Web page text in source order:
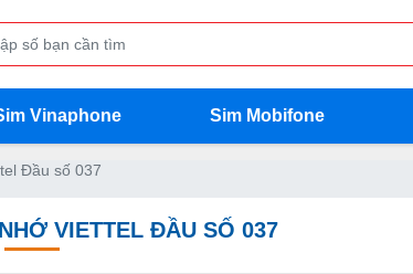
Vinaphone Sim Mobifone
Đầu số 037
VIETTEL ĐẦU SỐ 037